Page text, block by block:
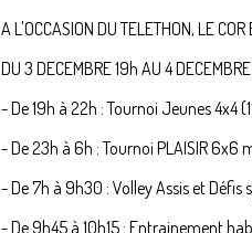
A L'OCCASION DU TELETHON, LE
DU 3 DECEMBRE 19h AU 4
- De 19h à 22h : Tournoi Jeunes 4x4
- De 23h à 6h : Tournoi PLAISIR 6x6
- De 7h à 9h30 : Volley Assis et Défis
- De 9h45 à 10h15 : Entrainement